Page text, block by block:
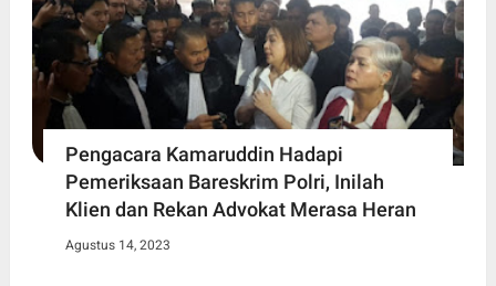
Pengacara Kamaruddin Hadapi
Pemeriksaan Bareskrim Polri, Inilah
Klien dan Rekan Advokat Merasa Heran
Agustus 14, 2023